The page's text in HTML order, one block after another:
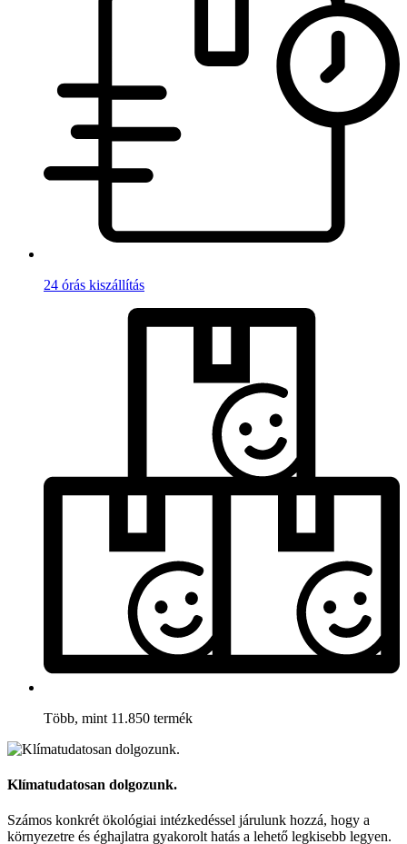
24 órás kiszállítás
Több, mint 11.850 termék
Klímatudatosan dolgozunk.
Számos konkrét ökológiai intézkedéssel járulunk hozzá, hogy a
környezetre és éghajlatra gyakorolt hatás a lehető legkisebb legyen.